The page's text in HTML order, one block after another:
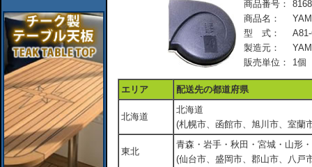
商品番号：
商品名：
型 式：
製造元：
販売単位：
1個
エリア 配送先の都道府県
北海道
北海道
(札幌市、函館市、旭川市、室蘭
東北
青森・岩手・秋田・宮城・山形
(仙台市、盛岡市、郡山市、八戸